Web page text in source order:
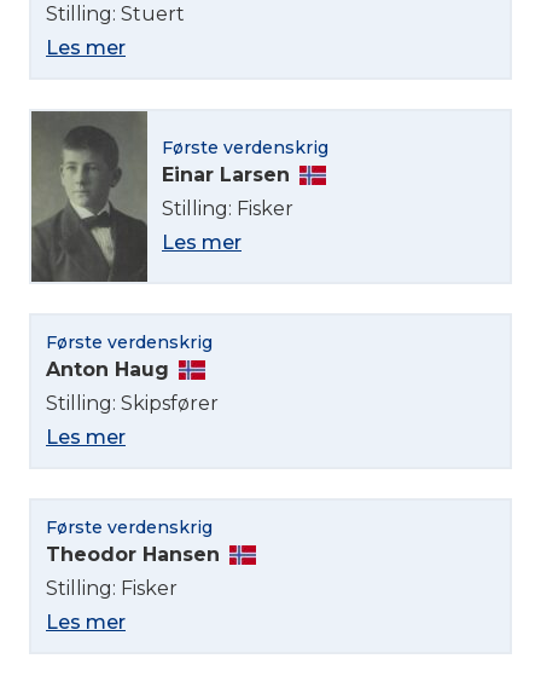
Stilling: Stuert
Les mer
Første verdenskrig
Einar Larsen
Stilling: Fisker
Les mer
Første verdenskrig
Anton Haug
Stilling: Skipsfører
Les mer
Første verdenskrig
Theodor Hansen
Stilling: Fisker
Les mer